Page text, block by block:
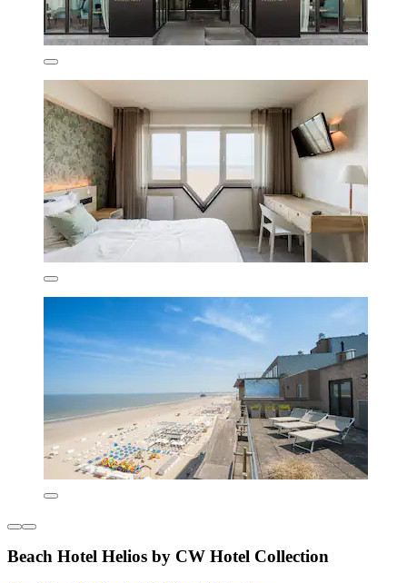
Beach Hotel Helios by CW Hotel Collection